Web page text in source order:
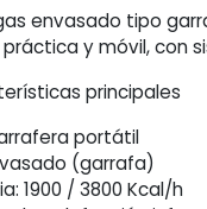
TimeР’
Picture
envasado tipo
y móvil, con
principales
portátil
(garrafa)
1900 / 3800 Kcal/h